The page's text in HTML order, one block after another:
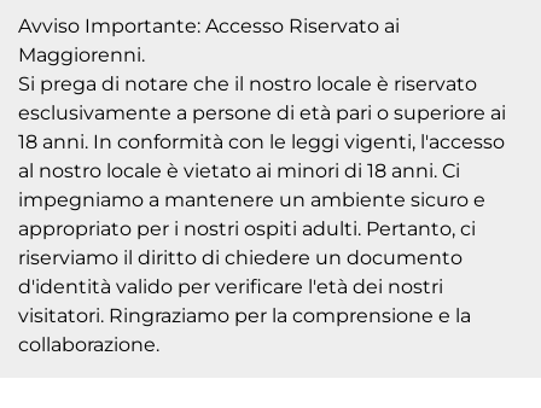
Avviso Importante: Accesso Riservato ai
Maggiorenni.
Si prega di notare che il nostro locale è riservato
esclusivamente a persone di età pari o superiore ai
18 anni. In conformità con le leggi vigenti, l'accesso
al nostro locale è vietato ai minori di 18 anni. Ci
impegniamo a mantenere un ambiente sicuro e
appropriato per i nostri ospiti adulti. Pertanto, ci
riserviamo il diritto di chiedere un documento
d'identità valido per verificare l'età dei nostri
visitatori. Ringraziamo per la comprensione e la
collaborazione.